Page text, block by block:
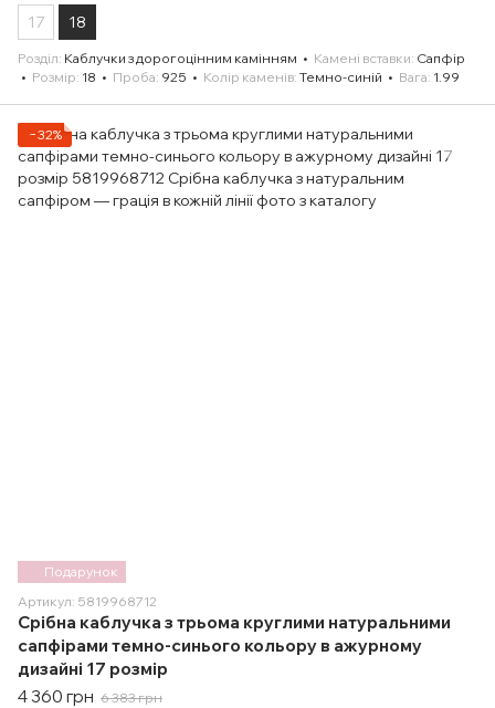
17 18
Розділ Каблучки з дорогоцінним камінням Камені вставки Сапфір
Розмір 18 Проба 925 Колір каменів Темно-синій Вага 1.99
Подарунок
−32%
Артикул: 5819968712
Срібна каблучка з трьома круглими натуральними
сапфірами темно-синього кольору в ажурному
дизайні 17 розмір
4 360 грн 6 383 грн